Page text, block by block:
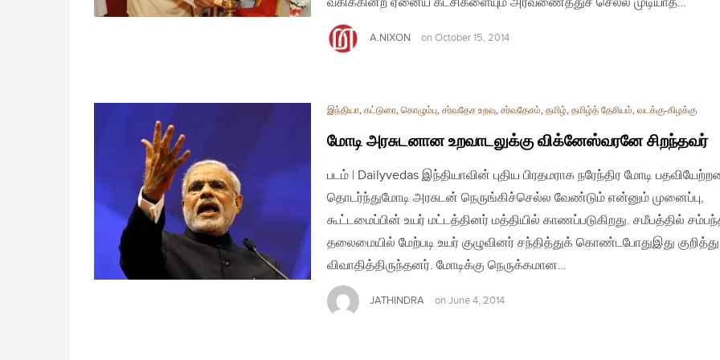
A.NIXON on October 15, 2014
இந்தியா, கட்டுரை, கொழும்பு, சர்வதேச உறவு, சர்வதேசம், தமிழ், தமிழ்த் தேசியம், வடக்கு-கிழக்கு
மோடி அரசுடனான உறவாடலுக்கு விக்னேஸ்வரனே சிறந்தவர்
படம் | Dailyvedas இந்தியாவின் புதிய பிரதமராக நரேந்திர மோடி
தொடர்ந்துமோடி அரசுடன் நெருங்கிச்செல்ல வேண்டும் என்னும் முனைப்பு,
கூட்டமைப்பின் உயர் மட்டத்தினர் மத்தியில் காணப்படுகிறது. சமீபத்தில்
தலைமையில் மேற்படி உயர் குழுவினர் சந்தித்துக் கொண்டபோதுஇது குறித்து
விவாதித்திருந்தனர். மோடிக்கு நெருக்கமான…
JATHINDRA on June 4, 2014